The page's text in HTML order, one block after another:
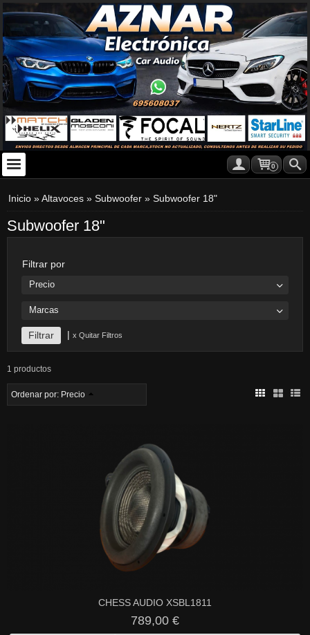
0
Inicio »Altavoces » Subwoofer » Subwoofer 18"
Subwoofer 18"
Filtrar por
Precio
Marcas
| x Quitar Filtros
1 productos
Ordenar por: Precio
CHESS AUDIO XSBL1811
789,00 €